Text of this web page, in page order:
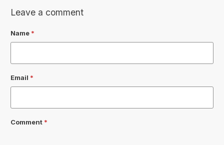
Leave a comment
Name *
Email *
Comment *